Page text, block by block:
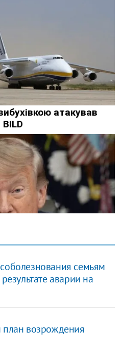
семьям
аварии на
возрождения